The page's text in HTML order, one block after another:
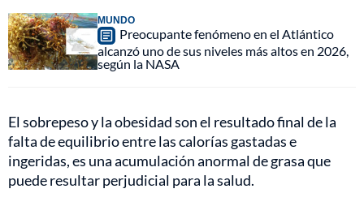
MUNDO
Preocupante fenómeno en el Atlántico
alcanzó uno de sus niveles más altos en 2026,
según la NASA
El sobrepeso y la obesidad son el resultado final de la
falta de equilibrio entre las calorías gastadas e
ingeridas, es una acumulación anormal de grasa que
puede resultar perjudicial para la salud.